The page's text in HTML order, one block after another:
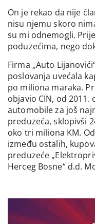
On je rekao da nije
nisu njemu skoro
su mi odnemogli.
poduzećima, nego
Firma „Auto
poslovanja uvećala
po miliona maraka.
objavio CIN, od
automobile za još
preduzeća, sklopivši
oko tri miliona KM.
između ostalih,
preduzeće
Herceg Bosne“ d.d.